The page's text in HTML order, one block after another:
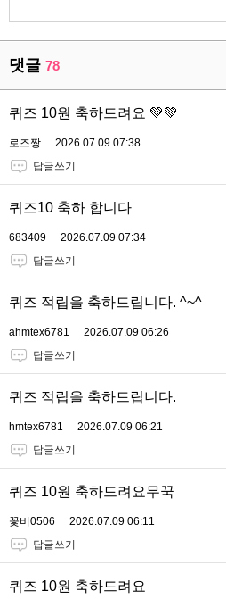
댓글 78
퀴즈 10원 축하드려요 💚💚
로즈짱
2026.07.09 07:38
답글쓰기
퀴즈10 축하 합니다
683409
2026.07.09 07:34
답글쓰기
퀴즈 적립을 축하드립니다. ^~^
ahmtex6781
2026.07.09 06:26
답글쓰기
퀴즈 적립을 축하드립니다.
hmtex6781
2026.07.09 06:21
답글쓰기
퀴즈 10원 축하드려요무꾹
꽃비0506
2026.07.09 06:11
답글쓰기
퀴즈 10원 축하드려요